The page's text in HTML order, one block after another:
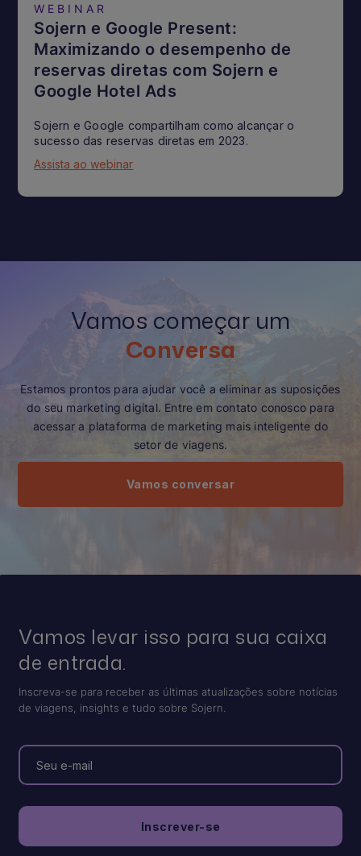
WEBINAR
Sojern e Google Present:
Maximizando o desempenho de
reservas diretas com Sojern e
Google Hotel Ads
Sojern e Google compartilham como alcançar o
sucesso das reservas diretas em 2023.
Assista ao webinar
Vamos começar um
Conversa
Estamos prontos para ajudar você a eliminar as suposições
do seu marketing digital. Entre em contato conosco para
acessar a plataforma de marketing mais inteligente do
setor de viagens.
Vamos conversar
Vamos levar isso para sua caixa
de entrada.
Inscreva-se para receber as últimas atualizações sobre notícias
de viagens, insights e tudo sobre Sojern.